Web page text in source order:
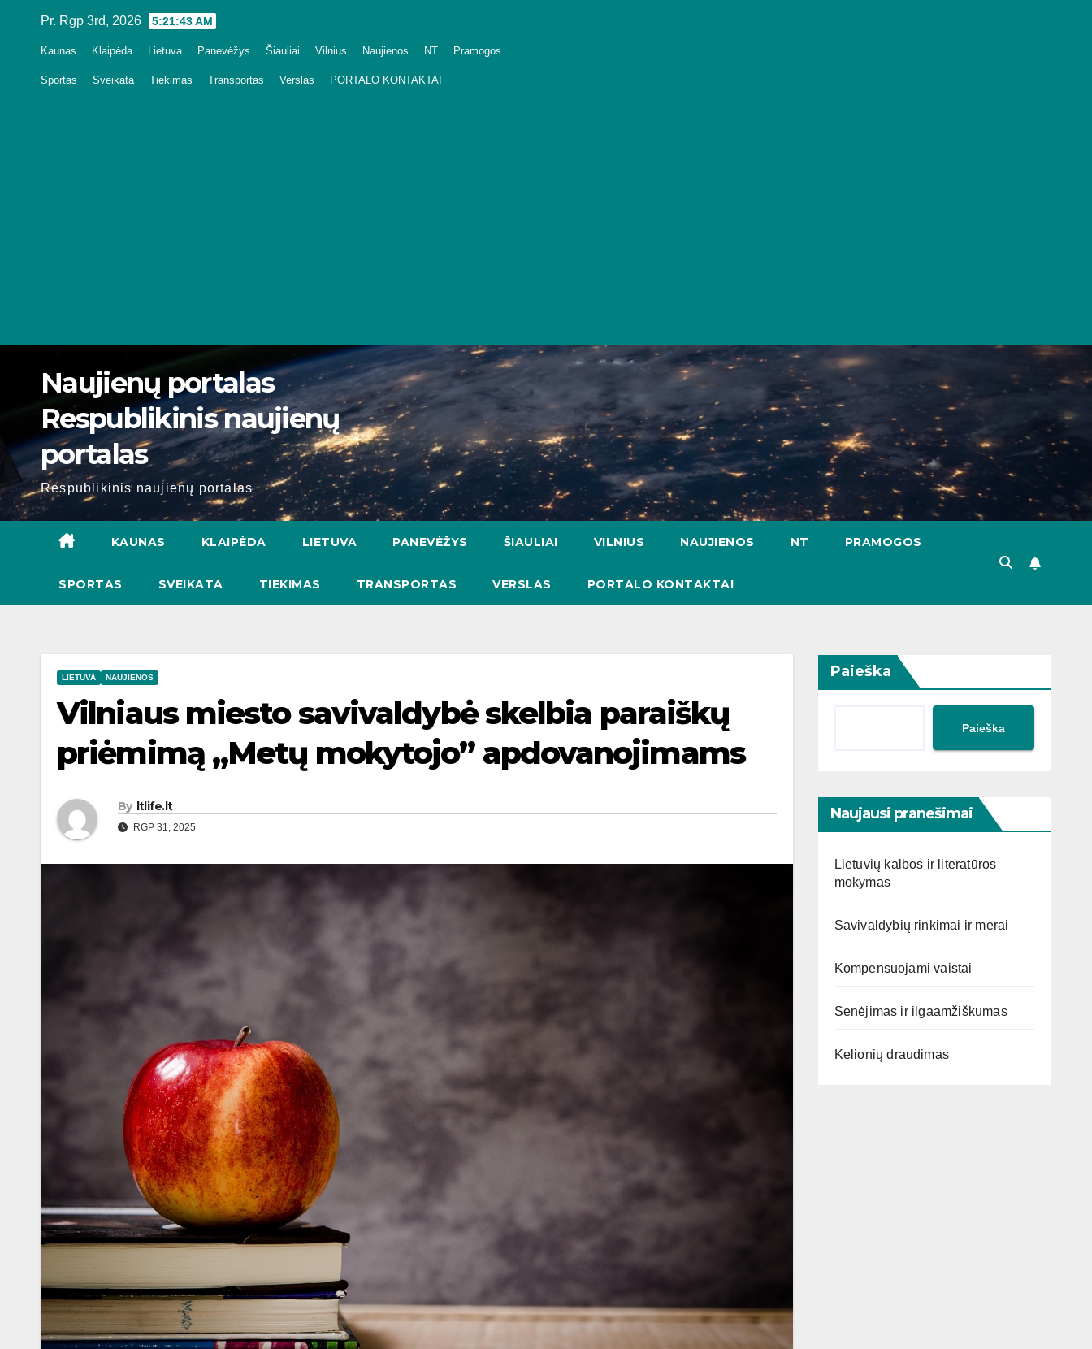
Pr. Rgp 3rd, 2026 5:21:44 AM
Kaunas Klaipėda Lietuva Panevėžys Šiauliai Vilnius Naujienos NT Pramogos
Sportas Sveikata Tiekimas Transportas Verslas PORTALO KONTAKTAI
Naujienų portalas
Respublikinis naujienų
portalas
Respublikinis naujienų portalas
KAUNAS KLAIPĖDA LIETUVA PANEVĖŽYS ŠIAULIAI VILNIUS NAUJIENOS NT PRAMOGOS
SPORTAS SVEIKATA TIEKIMAS TRANSPORTAS VERSLAS PORTALO KONTAKTAI
LIETUVA NAUJIENOS
Vilniaus miesto savivaldybė skelbia paraiškų
priėmimą „Metų mokytojo” apdovanojimams
By ltlife.lt
RGP 31, 2025
Paieška
Paieška
Naujausi pranešimai
Lietuvių kalbos ir literatūros
mokymas
Savivaldybių rinkimai ir merai
Kompensuojami vaistai
Senėjimas ir ilgaamžiškumas
Kelionių draudimas